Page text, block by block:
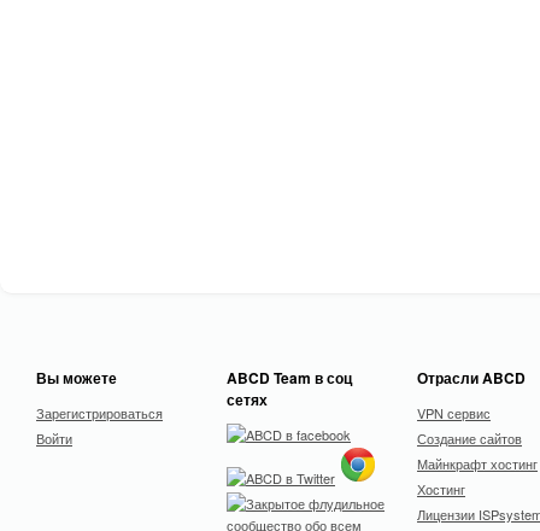
Вы можете
Зарегистрироваться
Войти
ABCD Team в соц
сетях
Отрасли ABCD
VPN сервис
Создание сайтов
Майнкрафт хостинг
Хостинг
Лицензии